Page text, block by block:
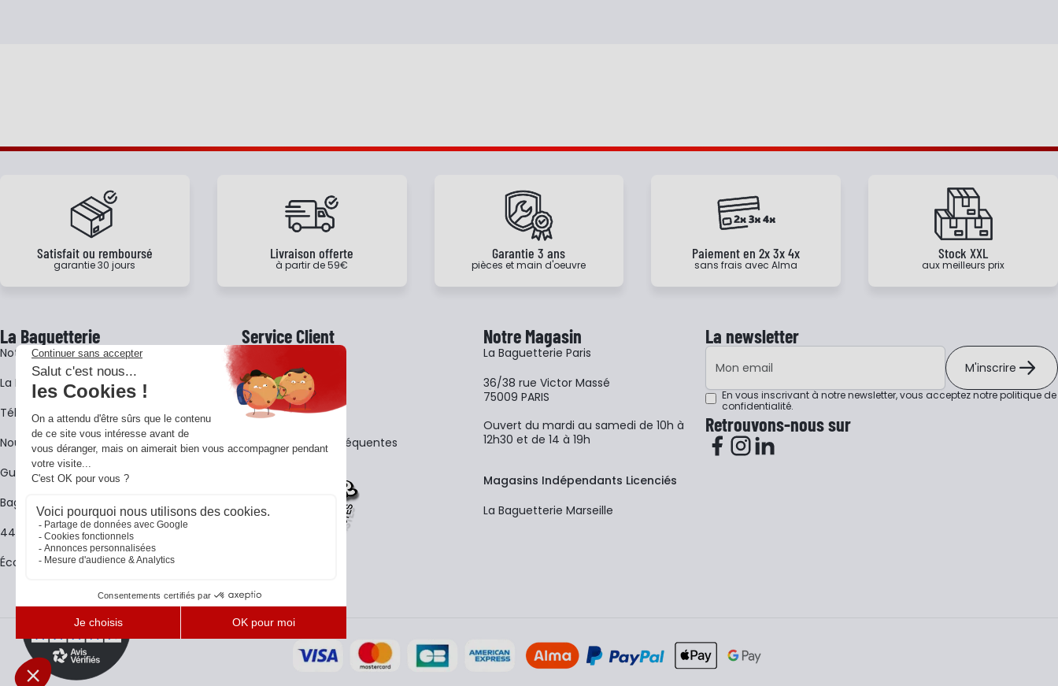
Satisfait ou remboursé
garantie 30 jours
Livraison offerte
à partir de 59€
Garantie 3 ans
pièces et main d'oeuvre
Paiement en 2x 3x 4x
sans frais avec Alma
Stock XXL
aux meilleurs prix
La Baguetterie
Notre histoire
La BagShow
​Télécharger le catalogue
Nous contacter
Guides La Baguetterie
Baguetterie Shop Online
44 ans de rencontres
Écoles
Service Client
Garantie 3 ans
CGV
FAQ - Questions Fréquentes
Notre Magasin
La Baguetterie Paris
36/38 rue Victor Massé
75009 PARIS
Ouvert du mardi au samedi de 10h à
12h30 et de 14 à 19h
Magasins Indépendants Licenciés
La Baguetterie Marseille
La newsletter
Adresse e-mail
M'inscrire
En vous inscrivant à notre newsletter, vous acceptez notrepolitique de
confidentialité.
Retrouvons-nous sur